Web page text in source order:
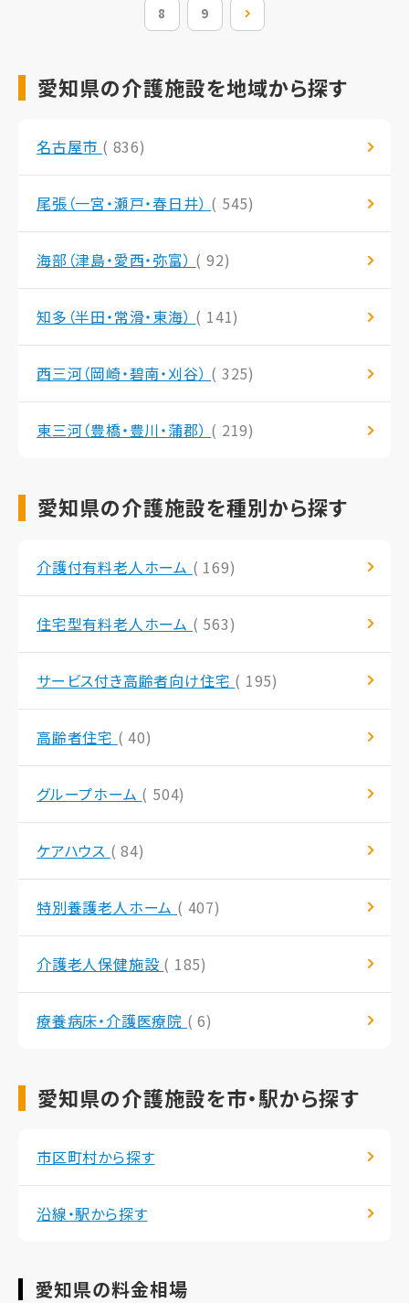
8 9
愛知県の介護施設を地域から探す
名古屋市 ( 836)
尾張（一宮・瀬戸・春日井） ( 545)
海部（津島・愛西・弥富） ( 92)
知多（半田・常滑・東海） ( 141)
西三河（岡崎・碧南・刈谷） ( 325)
東三河（豊橋・豊川・蒲郡） ( 219)
愛知県の介護施設を種別から探す
介護付有料老人ホーム ( 169)
住宅型有料老人ホーム ( 563)
サービス付き高齢者向け住宅 ( 195)
高齢者住宅 ( 40)
グループホーム ( 504)
ケアハウス ( 84)
特別養護老人ホーム ( 407)
介護老人保健施設 ( 185)
療養病床・介護医療院 ( 6)
愛知県の介護施設を市・駅から探す
市区町村から探す
沿線・駅から探す
愛知県の料金相場